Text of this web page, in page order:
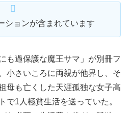
ションが含まれています
も過保護な魔王サマ」が別冊フ
小さいころに両親が他界し、そ
母も亡くした天涯孤独な女子高
で1人極貧生活を送っていた。